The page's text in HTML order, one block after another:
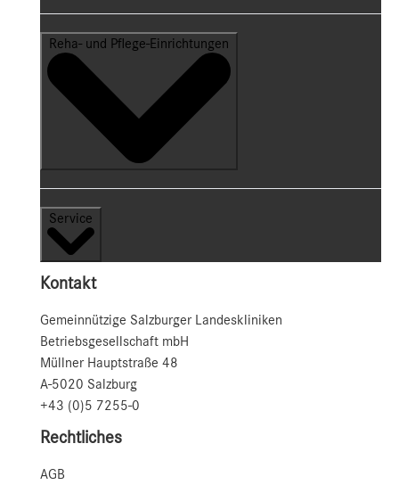
Reha- und Pflege-Einrichtungen
Service
Kontakt
Gemeinnützige Salzburger Landeskliniken
Betriebsgesellschaft mbH
Müllner Hauptstraße 48
A-5020 Salzburg
+43 (0)5 7255-0
Rechtliches
AGB